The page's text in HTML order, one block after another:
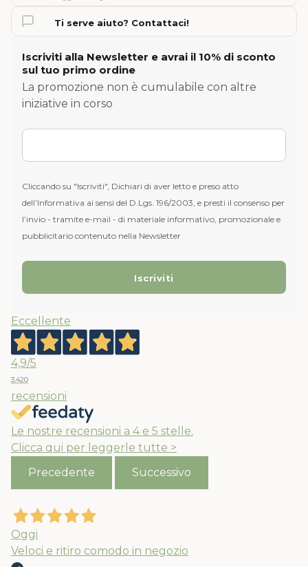
Ti serve aiuto? Contattaci!
Iscriviti alla Newsletter e avrai il 10% di sconto
sul tuo primo ordine
La promozione non è cumulabile con altre
iniziative in corso
Cliccando su "Iscriviti", Dichiari di aver letto e preso atto
dell’Informativa ai sensi del D.Lgs. 196/2003, e presti il consenso per
l’invio - tramite e-mail - di materiale informativo, promozionale e
pubblicitario contenuto nella Newsletter
Eccellente
4,9/5
3.420
recensioni
Le nostre recensioni a 4 e 5 stelle.
Clicca qui per leggerle tutte >
Precedente
Successivo
Oggi
Veloci e ritiro comodo in negozio